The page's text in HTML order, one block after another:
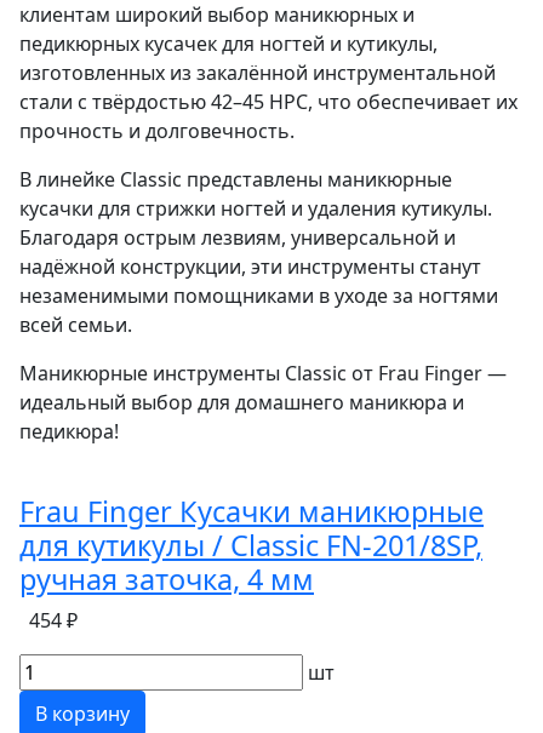
клиентам широкий выбор маникюрных и
педикюрных кусачек для ногтей и кутикулы,
изготовленных из закалённой инструментальной
стали с твёрдостью 42–45 HPC, что обеспечивает их
прочность и долговечность.
В линейке Classic представлены маникюрные
кусачки для стрижки ногтей и удаления кутикулы.
Благодаря острым лезвиям, универсальной и
надёжной конструкции, эти инструменты станут
незаменимыми помощниками в уходе за ногтями
всей семьи.
Маникюрные инструменты Classic от Frau Finger —
идеальный выбор для домашнего маникюра и
педикюра!
Frau Finger Кусачки маникюрные
для кутикулы / Classic FN-201/8SP,
ручная заточка, 4 мм
454 ₽
шт
В корзину